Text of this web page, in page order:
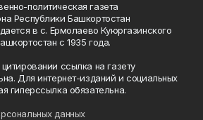
политическая газета
Республики Башкортостан
в с. Ермолаево Куюргазинского
с 1935 года.
ссылка на газету
Для интернет-изданий и социальных
гиперссылка обязательна.
данных